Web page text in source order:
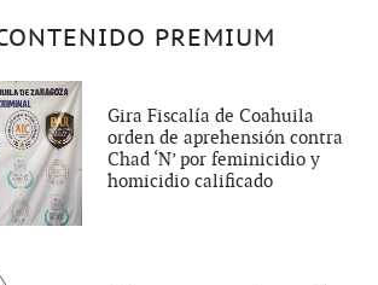
PREMIUM
Gira Fiscalía de Coahuila
orden de aprehensión contra
Chad ‘N’ por feminicidio y
homicidio calificado